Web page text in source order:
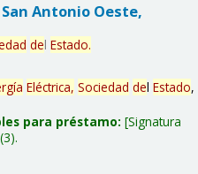
Antonio Oeste,
del Estado.
Eléctrica, Sociedad del Estado,
para préstamo: Signatura
(3).